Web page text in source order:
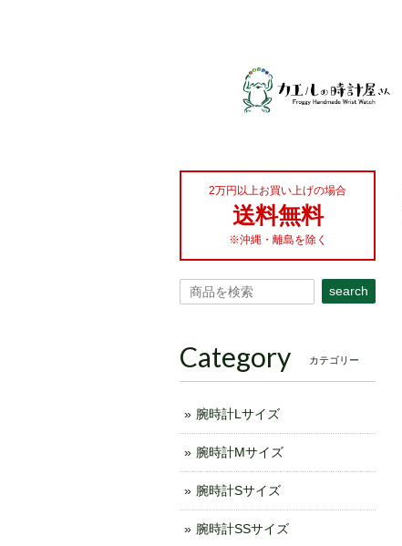
2万円以上お買い上げの場合
送料無料
※沖縄・離島を除く
search
Category カテゴリー
腕時計Lサイズ
腕時計Mサイズ
腕時計Sサイズ
腕時計SSサイズ